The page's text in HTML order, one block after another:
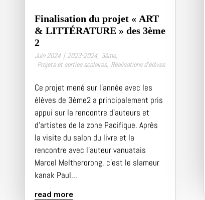
Finalisation du projet « ART
& LITTÉRATURE » des 3ème
2
Juin 2024 | 2023-2024, 3ème,
Projets et sorties scolaires, Réalisations d’élèves
Ce projet mené sur l’année avec les
élèves de 3ème2 a principalement pris
appui sur la rencontre d’auteurs et
d’artistes de la zone Pacifique. Après
la visite du salon du livre et la
rencontre avec l’auteur vanuatais
Marcel Meltherorong, c’est le slameur
kanak Paul...
read more